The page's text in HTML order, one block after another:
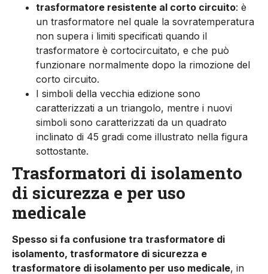
trasformatore resistente al corto circuito: è
un trasformatore nel quale la sovratemperatura
non supera i limiti specificati quando il
trasformatore è cortocircuitato, e che può
funzionare normalmente dopo la rimozione del
corto circuito.
I simboli della vecchia edizione sono
caratterizzati a un triangolo, mentre i nuovi
simboli sono caratterizzati da un quadrato
inclinato di 45 gradi come illustrato nella figura
sottostante.
Trasformatori di isolamento
di sicurezza e per uso
medicale
Spesso si fa confusione tra trasformatore di
isolamento, trasformatore di sicurezza e
trasformatore di isolamento per uso medicale, in